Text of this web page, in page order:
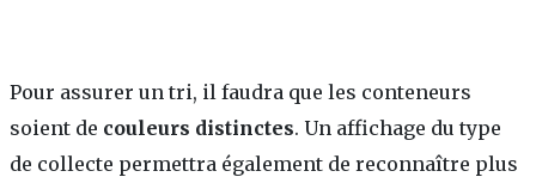
Pour assurer un tri, il faudra que les conteneurs
soient de couleurs distinctes. Un affichage du type
de collecte permettra également de reconnaître plus